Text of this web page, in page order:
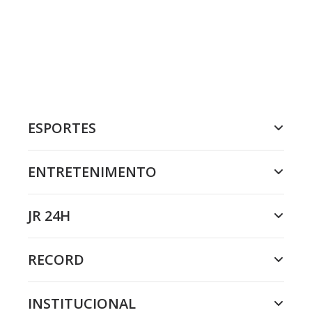
ESPORTES
ENTRETENIMENTO
JR 24H
RECORD
INSTITUCIONAL